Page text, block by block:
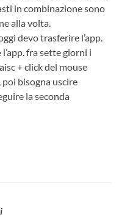
in combinazione sono
alla volta.
devo trasferire l’app.
fra sette giorni i
+ click del mouse
bisogna uscire
la seconda